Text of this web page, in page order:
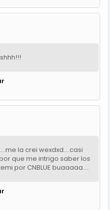
la crei wexdxd....casi
que me intrigo saber los
por CNBLUE buaaaaa....